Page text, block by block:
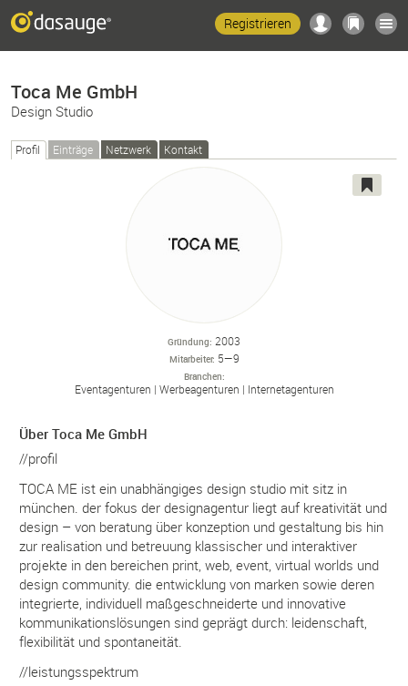
Registrieren
Toca Me GmbH
Design Studio
Profil Einträge Netzwerk Kontakt
Gründung 2003
Mitarbeiter 5—9
Branchen
Eventagenturen Werbeagenturen Internetagenturen
Über Toca Me GmbH
//profil
TOCA ME ist ein unabhängiges design studio mit sitz in
münchen. der fokus der designagentur liegt auf kreativität und
design – von beratung über konzeption und gestaltung bis hin
zur realisation und betreuung klassischer und interaktiver
projekte in den bereichen print, web, event, virtual worlds und
design community. die entwicklung von marken sowie deren
integrierte, individuell maßgeschneiderte und innovative
kommunikationslösungen sind geprägt durch: leidenschaft,
flexibilität und spontaneität.
//leistungsspektrum